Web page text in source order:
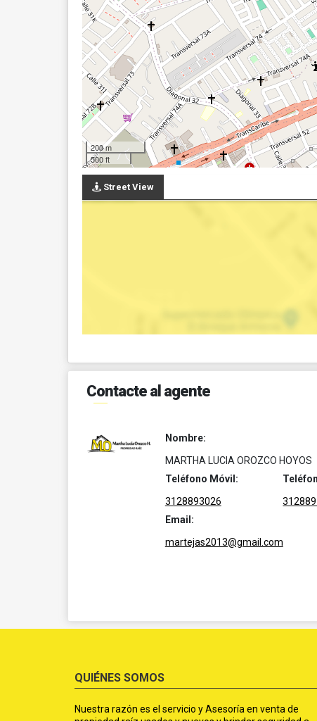
200 m
500 ft
Street View
Contacte al agente
Nombre:
MARTHA LUCIA OROZCO HOYOS
Teléfono Móvil:
3128893026
Email:
martejas2013@gmail.com
QUIÉNES SOMOS
Nuestra razón es el servicio y Asesoría en venta de